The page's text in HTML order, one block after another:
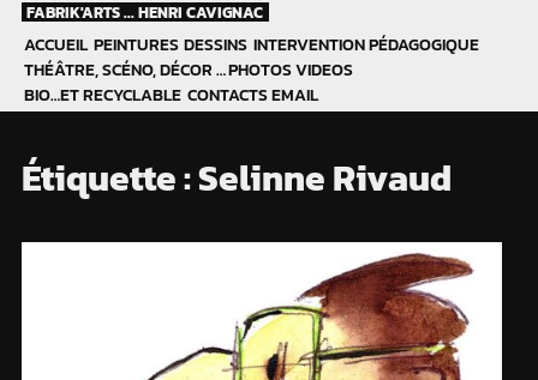
Skip
content
FABRIK'ARTS ... HENRI CAVIGNAC
ACCUEIL PEINTURES DESSINS INTERVENTION PÉDAGOGIQUE
THÉÂTRE, SCÉNO, DÉCOR …PHOTOSVIDEOS
BIO…ET RECYCLABLE CONTACTS EMAIL
Étiquette :Selinne Rivaud